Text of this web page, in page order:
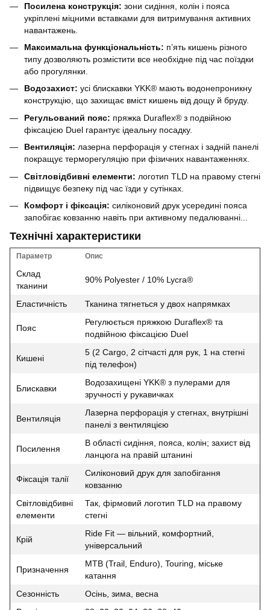
Посилена конструкція: зони сидіння, колін і пояса
укріплені міцними вставками для витримування активних
навантажень.
Максимальна функціональність: п’ять кишень різного
типу дозволяють розмістити все необхідне під час поїздки
або прогулянки.
Водозахист: усі блискавки YKK® мають водонепроникну
конструкцію, що захищає вміст кишень від дощу й бруду.
Регульований пояс: пряжка Duraflex® з подвійною
фіксацією Duel гарантує ідеальну посадку.
Вентиляція: лазерна перфорація у стегнах і задній панелі
покращує терморегуляцію при фізичних навантаженнях.
Світловідбивні елементи: логотип TLD на правому стегні
підвищує безпеку під час їзди у сутінках.
Комфорт і фіксація: силіконовий друк усередині пояса
запобігає ковзанню навіть при активному педалюванні...
Технічні характеристики
Параметр Опис
Склад
тканини
90% Polyester / 10% Lycra®
Еластичність Тканина тягнеться у двох напрямках
Пояс
Регулюється пряжкою Duraflex® та
подвійною фіксацією Duel
Кишені
5 (2 Cargo, 2 сітчасті для рук, 1 на стегні
під телефон)
Блискавки
Водозахищені YKK® з пулерами для
зручності у рукавичках
Вентиляція
Лазерна перфорація у стегнах, внутрішні
панелі з вентиляцією
Посилення
В області сидіння, пояса, колін; захист від
ланцюга на правій штанині
Фіксація талії
Силіконовий друк для запобігання
ковзанню
Світловідбивні
елементи
Так, фірмовий логотип TLD на правому
стегні
Крій
Ride Fit — вільний, комфортний,
універсальний
Призначення
MTB (Trail, Enduro), Touring, міське
катання
Сезонність
Осінь, зима, весна